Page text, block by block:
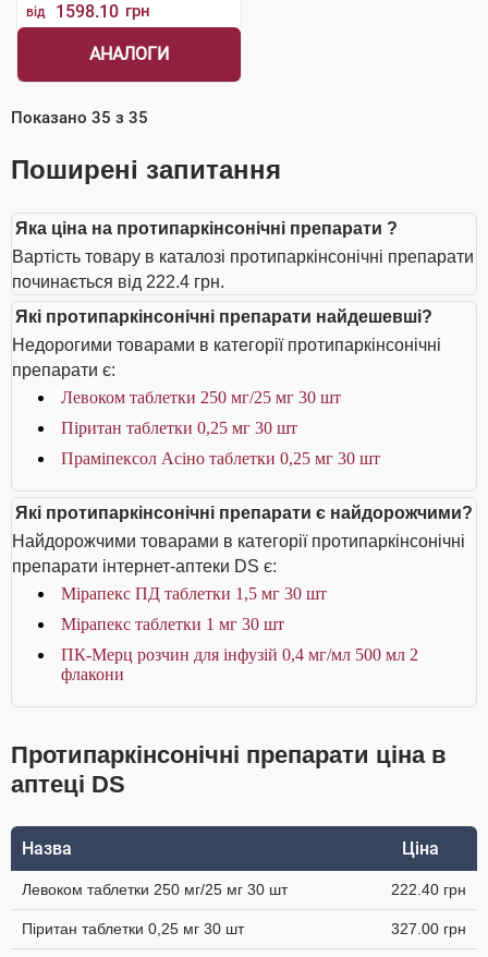
від 1598.10 грн
АНАЛОГИ
Показано 35 з 35
Поширені запитання
Яка ціна на протипаркінсонічні препарати ?
Вартість товару в каталозі протипаркінсонічні препарати
починається від 222.4 грн.
Які протипаркінсонічні препарати найдешевші?
Недорогими товарами в категорії протипаркінсонічні
препарати є:
Левоком таблетки 250 мг/25 мг 30 шт
Піритан таблетки 0,25 мг 30 шт
Праміпексол Асіно таблетки 0,25 мг 30 шт
Які протипаркінсонічні препарати є найдорожчими?
Найдорожчими товарами в категорії протипаркінсонічні
препарати інтернет-аптеки DS є:
Мірапекс ПД таблетки 1,5 мг 30 шт
Мірапекс таблетки 1 мг 30 шт
ПК-Мерц розчин для інфузій 0,4 мг/мл 500 мл 2
флакони
Протипаркінсонічні препарати ціна в
аптеці DS
Назва Ціна
Левоком таблетки 250 мг/25 мг 30 шт 222.40 грн
Піритан таблетки 0,25 мг 30 шт 327.00 грн